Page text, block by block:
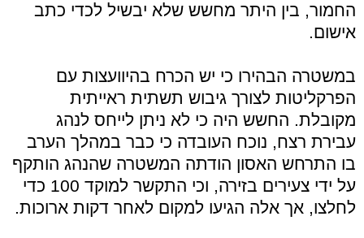
החמור, בין היתר מחשש שלא יבשיל לכדי כתב
אישום.
במשטרה הבהירו כי יש הכרח בהיוועצות עם
הפרקליטות לצורך גיבוש תשתית ראייתית
מקובלת. החשש היה כי לא ניתן לייחס לנהג
עבירת רצח, נוכח העובדה כי כבר במהלך הערב
בו התרחש האסון הודתה המשטרה שהנהג הותקף
על ידי צעירים בזירה, וכי התקשר למוקד 100 כדי
לחלצו, אך אלה הגיעו למקום לאחר דקות ארוכות.